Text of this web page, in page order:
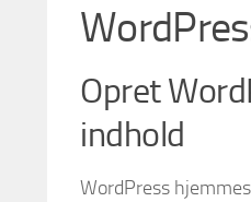
Opret
indhold
WordPress